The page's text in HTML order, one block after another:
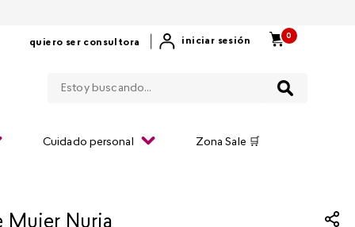
quiero ser consultora iniciar sesión
0
Cuidado personal Zona Sale 🛒
Mujer Nuria